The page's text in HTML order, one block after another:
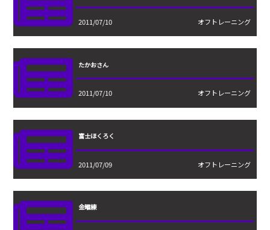
2011/07/10 オフトレーニング
たかおさん
2011/07/10 オフトレーニング
富士ほくろく
2011/07/09 オフトレーニング
金曜練